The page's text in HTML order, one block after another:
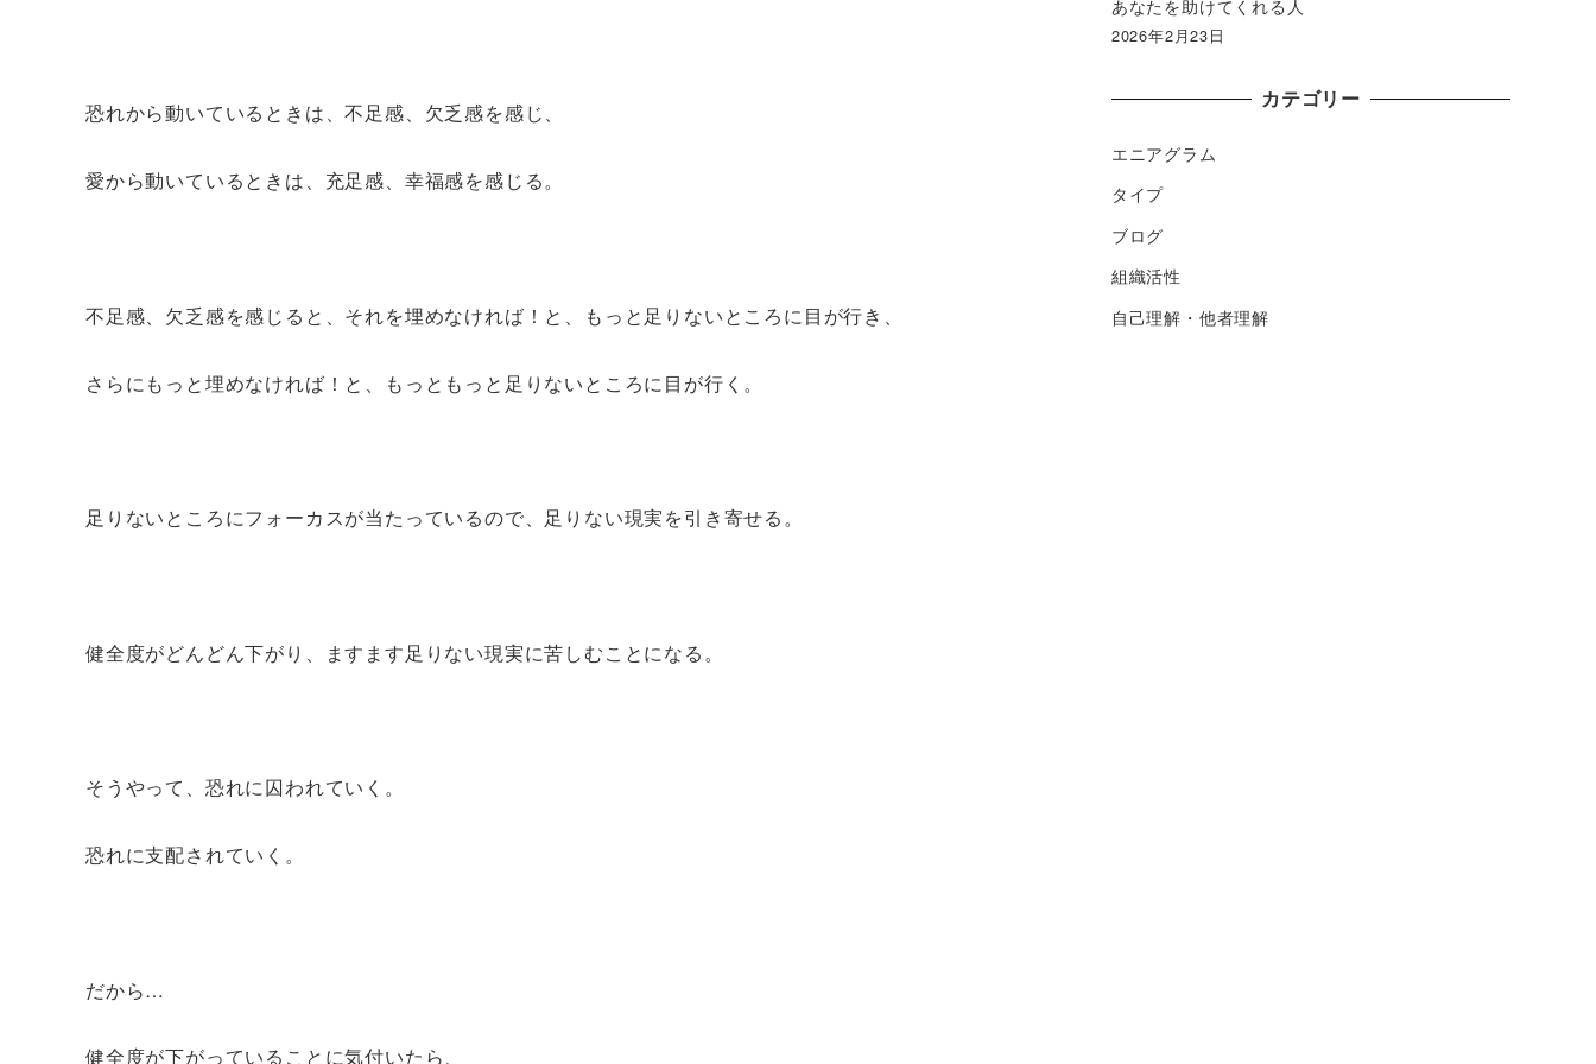
恐れから動いているときは、不足感、欠乏感を感じ、
愛から動いているときは、充足感、幸福感を感じる。
不足感、欠乏感を感じると、それを埋めなければ！と、もっと足りないところに目が行き、
さらにもっと埋めなければ！と、もっともっと足りないところに目が行く。
足りないところにフォーカスが当たっているので、足りない現実を引き寄せる。
健全度がどんどん下がり、ますます足りない現実に苦しむことになる。
そうやって、恐れに囚われていく。
恐れに支配されていく。
だから…
健全度が下がっていることに気付いたら、
あなたを助けてくれる人
2026年2月23日
カテゴリー
エニアグラム
タイプ
ブログ
組織活性
自己理解・他者理解